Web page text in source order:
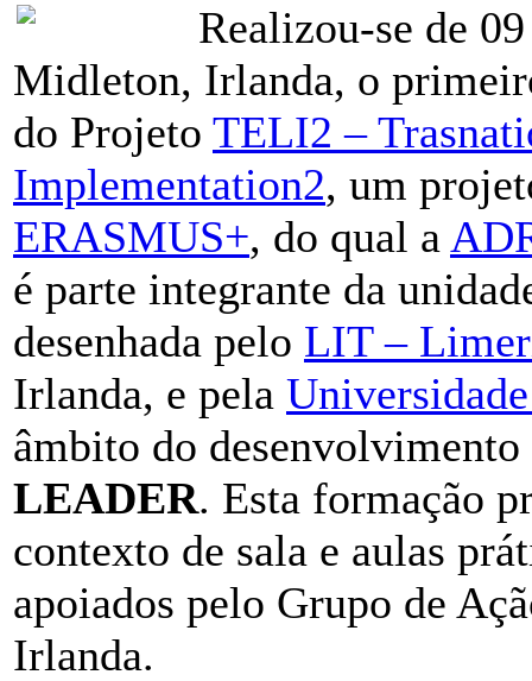
Realizou-se de
Midleton, Irlanda, o
do Projeto TELI2 –
Implementation2, um
ERASMUS+, do qual a
é parte integrante da
desenhada pelo LIT –
Irlanda, e pela
âmbito do
LEADER. Esta formação
contexto de sala e aulas
apoiados pelo Grupo de
Irlanda.